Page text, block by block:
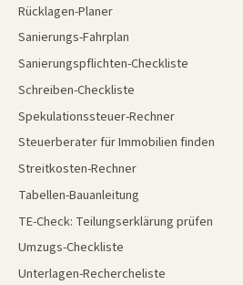
Rücklagen-Planer
Sanierungs-Fahrplan
Sanierungspflichten-Checkliste
Schreiben-Checkliste
Spekulationssteuer-Rechner
Steuerberater für Immobilien finden
Streitkosten-Rechner
Tabellen-Bauanleitung
TE-Check: Teilungserklärung prüfen
Umzugs-Checkliste
Unterlagen-Rechercheliste